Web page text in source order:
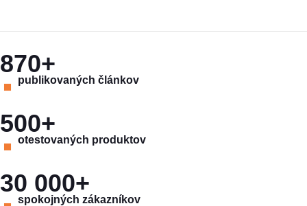
870+
publikovaných článkov
500+
otestovaných produktov
30 000+
spokojných zákazníkov